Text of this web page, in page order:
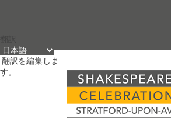
ン
テ
ン
翻訳を編集しま
す。